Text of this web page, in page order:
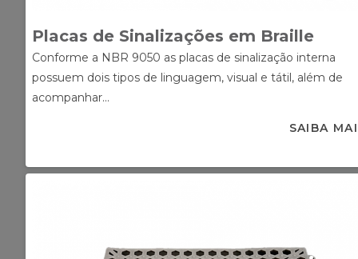
Placas de Sinalizações em Braille
Conforme a NBR 9050 as placas de sinalização interna
possuem dois tipos de linguagem, visual e tátil, além de
acompanhar...
SAIBA